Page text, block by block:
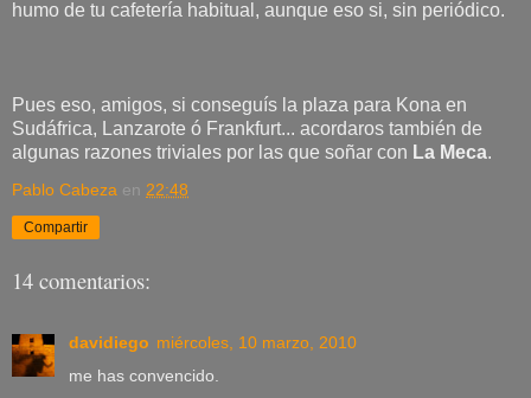
humo de tu cafetería habitual, aunque eso si, sin periódico.
Pues eso, amigos, si conseguís la plaza para Kona en
Sudáfrica, Lanzarote ó Frankfurt... acordaros también de
algunas razones triviales por las que soñar con La Meca.
Pablo Cabeza en 22:48
Compartir
14 comentarios:
davidiego miércoles, 10 marzo, 2010
me has convencido.